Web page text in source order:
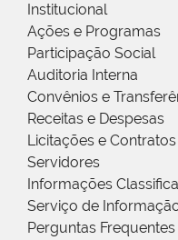
Institucional
Ações e Programas
Participação Social
Auditoria Interna
Convênios e
Receitas e Despesas
Licitações e Contratos
Servidores
Informações
Serviço de
Perguntas Frequentes